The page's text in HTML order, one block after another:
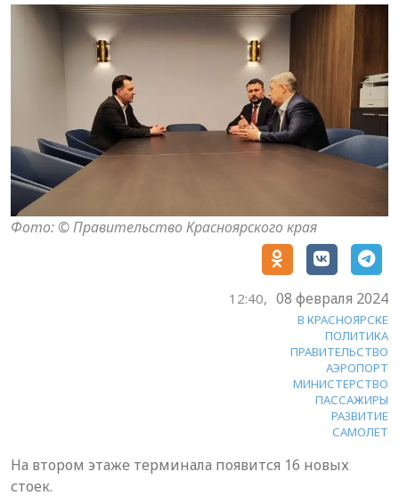
Фото: © Правительство Красноярского края
12:40, 08 февраля 2024
В КРАСНОЯРСКЕ
ПОЛИТИКА
ПРАВИТЕЛЬСТВО
АЭРОПОРТ
МИНИСТЕРСТВО
ПАССАЖИРЫ
РАЗВИТИЕ
САМОЛЕТ
На втором этаже терминала появится 16 новых
стоек.